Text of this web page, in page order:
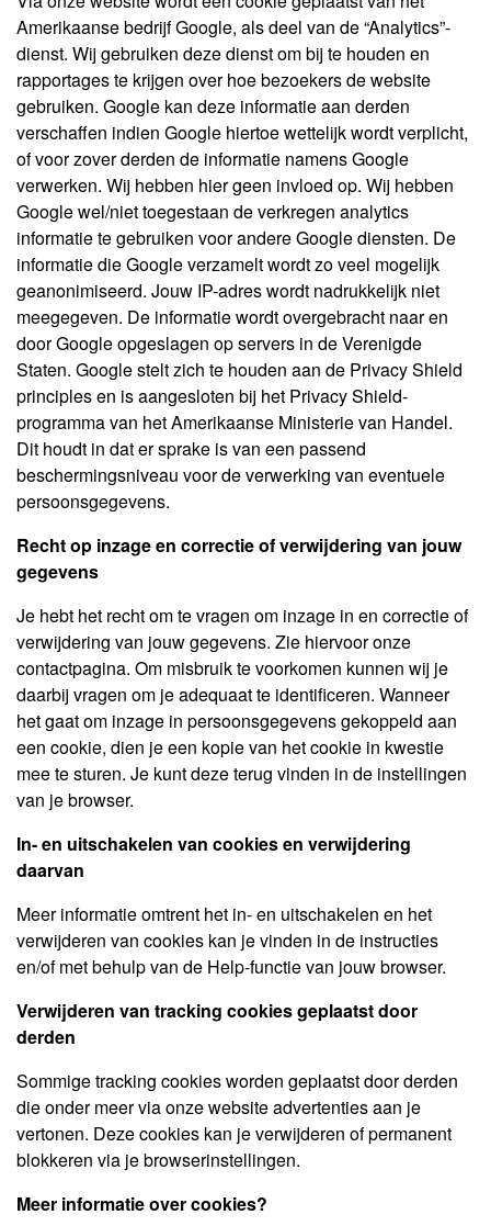
Amerikaanse bedrijf Google, als deel van de “Analytics”-
dienst. Wij gebruiken deze dienst om bij te houden en
rapportages te krijgen over hoe bezoekers de website
gebruiken. Google kan deze informatie aan derden
verschaffen indien Google hiertoe wettelijk wordt verplicht,
of voor zover derden de informatie namens Google
verwerken. Wij hebben hier geen invloed op. Wij hebben
Google wel/niet toegestaan de verkregen analytics
informatie te gebruiken voor andere Google diensten. De
informatie die Google verzamelt wordt zo veel mogelijk
geanonimiseerd. Jouw IP-adres wordt nadrukkelijk niet
meegegeven. De informatie wordt overgebracht naar en
door Google opgeslagen op servers in de Verenigde
Staten. Google stelt zich te houden aan de Privacy Shield
principles en is aangesloten bij het Privacy Shield-
programma van het Amerikaanse Ministerie van Handel.
Dit houdt in dat er sprake is van een passend
beschermingsniveau voor de verwerking van eventuele
persoonsgegevens.
Recht op inzage en correctie of verwijdering van jouw
gegevens
Je hebt het recht om te vragen om inzage in en correctie of
verwijdering van jouw gegevens. Zie hiervoor onze
contactpagina. Om misbruik te voorkomen kunnen wij je
daarbij vragen om je adequaat te identificeren. Wanneer
het gaat om inzage in persoonsgegevens gekoppeld aan
een cookie, dien je een kopie van het cookie in kwestie
mee te sturen. Je kunt deze terug vinden in de instellingen
van je browser.
In- en uitschakelen van cookies en verwijdering
daarvan
Meer informatie omtrent het in- en uitschakelen en het
verwijderen van cookies kan je vinden in de instructies
en/of met behulp van de Help-functie van jouw browser.
Verwijderen van tracking cookies geplaatst door
derden
Sommige tracking cookies worden geplaatst door derden
die onder meer via onze website advertenties aan je
vertonen. Deze cookies kan je verwijderen of permanent
blokkeren via je browserinstellingen.
Meer informatie over cookies?